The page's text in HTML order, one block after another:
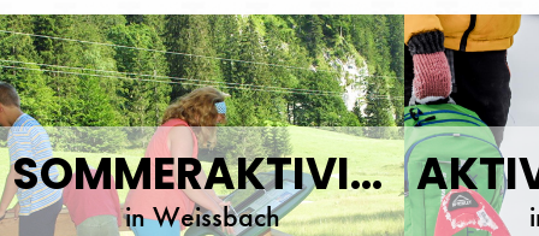
SOMMERAKTIVITÄTEN
in Weissbach